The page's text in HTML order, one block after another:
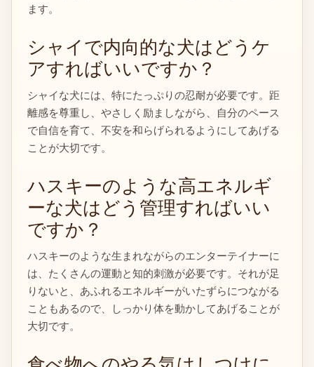
ます。
シャイで内向的な犬はどうケ
アすればいいですか？
シャイな犬には、特にたっぷりの忍耐が必要です。距
離感を尊重し、やさしく励ましながら、自分のペース
で自信を育て、不安を和らげられるようにしてあげる
ことが大切です。
ハスキーのような高エネルギ
ーな犬はどう管理すればいい
ですか？
ハスキーのような生まれながらのエンターテイナーに
は、たくさんの運動と知的刺激が必要です。それが足
りないと、あふれるエネルギーがいたずらにつながる
こともあるので、しっかり体を動かしてあげることが
大切です。